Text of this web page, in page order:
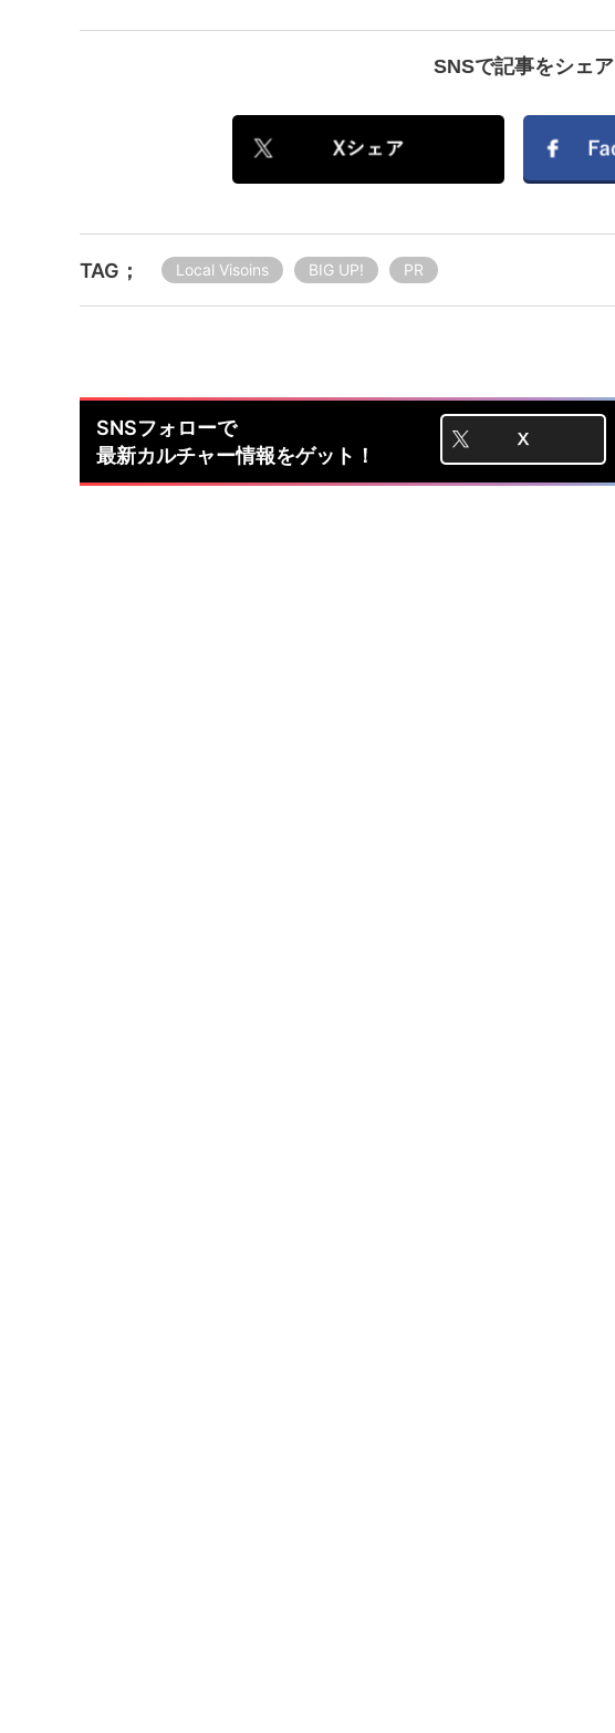
SNSで記事をシェア
TAG； Local Visoins BIG UP! PR
SNSフォローで
最新カルチャー情報をゲット！